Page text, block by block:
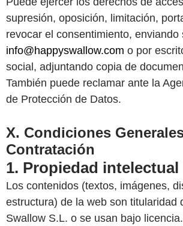
supresión, oposición, limitación,
revocar el consentimiento, enviando
info@happyswallow.com o por
social, adjuntando copia de
También puede reclamar ante la
de Protección de Datos.
X. Condiciones
Contratación
1. Propiedad intelectual
Los contenidos (textos, imágenes,
estructura) de la web son titularidad
Swallow S.L. o se usan bajo